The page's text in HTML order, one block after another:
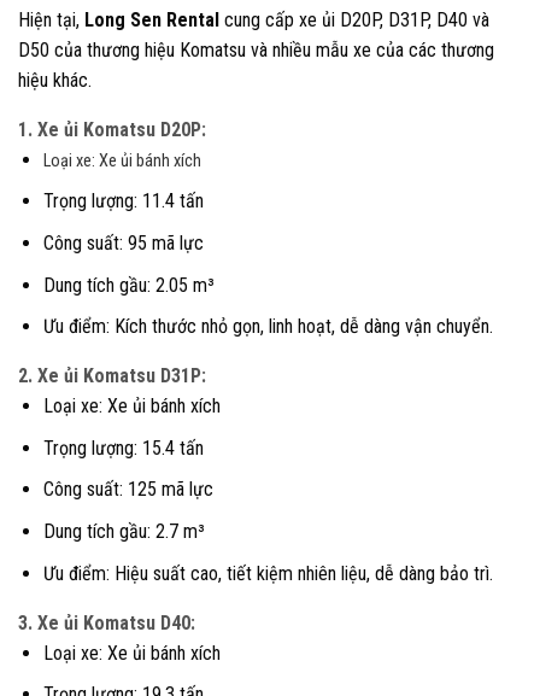
Hiện tại, Long Sen Rental cung cấp xe ủi D20P, D31P, D40 và
D50 của thương hiệu Komatsu và nhiều mẫu xe của các thương
hiệu khác.
1. Xe ủi Komatsu D20P:
Loại xe: Xe ủi bánh xích
Trọng lượng: 11.4 tấn
Công suất: 95 mã lực
Dung tích gầu: 2.05 m³
Ưu điểm: Kích thước nhỏ gọn, linh hoạt, dễ dàng vận chuyển.
2. Xe ủi Komatsu D31P:
Loại xe: Xe ủi bánh xích
Trọng lượng: 15.4 tấn
Công suất: 125 mã lực
Dung tích gầu: 2.7 m³
Ưu điểm: Hiệu suất cao, tiết kiệm nhiên liệu, dễ dàng bảo trì.
3. Xe ủi Komatsu D40:
Loại xe: Xe ủi bánh xích